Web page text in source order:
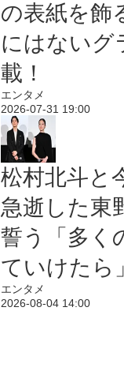
の表紙を飾
にはないグ
載！
エンタメ
2026-07-31 19:00
松村北斗と
急逝した東
誓う「多く
ていけたら」
エンタメ
2026-08-04 14:00